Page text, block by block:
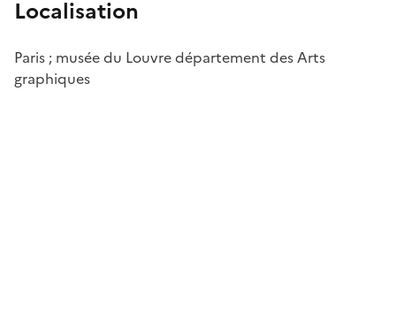
Localisation
Paris ; musée du Louvre département des Arts
graphiques